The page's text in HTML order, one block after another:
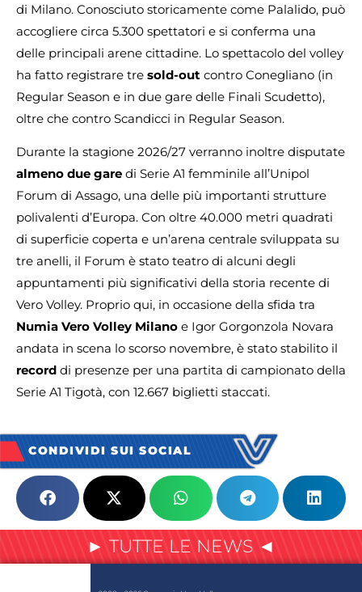
di Milano. Conosciuto storicamente come Palalido, può
accogliere circa 5.300 spettatori e si conferma una
delle principali arene cittadine. Lo spettacolo del volley
ha fatto registrare tre sold-out contro Conegliano (in
Regular Season e in due gare delle Finali Scudetto),
oltre che contro Scandicci in Regular Season.
Durante la stagione 2026/27 verranno inoltre disputate
almeno due gare di Serie A1 femminile all’Unipol
Forum di Assago, una delle più importanti strutture
polivalenti d’Europa. Con oltre 40.000 metri quadrati
di superficie coperta e un’arena centrale sviluppata su
tre anelli, il Forum è stato teatro di alcuni degli
appuntamenti più significativi della storia recente di
Vero Volley. Proprio qui, in occasione della sfida tra
Numia Vero Volley Milano e Igor Gorgonzola Novara
andata in scena lo scorso novembre, è stato stabilito il
record di presenze per una partita di campionato della
Serie A1 Tigotà, con 12.667 biglietti staccati.
CONDIVIDI SUI SOCIAL
► TUTTE LE NEWS ◄